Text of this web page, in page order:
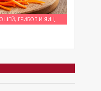
ГРИБОВ И ЯИЦ